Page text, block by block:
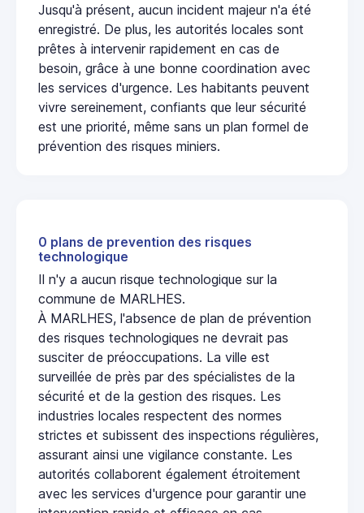
Jusqu'à présent, aucun incident majeur n'a été
enregistré. De plus, les autorités locales sont
prêtes à intervenir rapidement en cas de
besoin, grâce à une bonne coordination avec
les services d'urgence. Les habitants peuvent
vivre sereinement, confiants que leur sécurité
est une priorité, même sans un plan formel de
prévention des risques miniers.
0 plans de prevention des risques
technologique
Il n'y a aucun risque technologique sur la
commune de MARLHES.
À MARLHES, l'absence de plan de prévention
des risques technologiques ne devrait pas
susciter de préoccupations. La ville est
surveillée de près par des spécialistes de la
sécurité et de la gestion des risques. Les
industries locales respectent des normes
strictes et subissent des inspections régulières,
assurant ainsi une vigilance constante. Les
autorités collaborent également étroitement
avec les services d'urgence pour garantir une